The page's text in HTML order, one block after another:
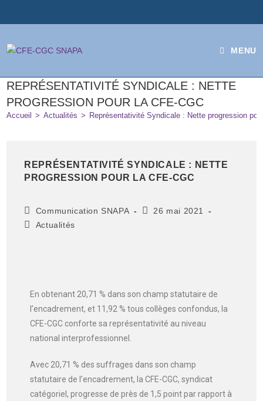
MENU
REPRÉSENTATIVITÉ SYNDICALE : NETTE
PROGRESSION POUR LA CFE-CGC
Accueil > Actualités > Représentativité Syndicale : Nette progression
REPRÉSENTATIVITÉ SYNDICALE : NETTE
PROGRESSION POUR LA CFE-CGC
Communication SNAPA
26 mai 2021
Actualités
En obtenant 20,71 % dans son champ statutaire de
l’encadrement, et 11,92 % tous collèges confondus, la
CFE-CGC conforte sa représentativité au niveau
national interprofessionnel.
Avec 20,71 % des suffrages dans son champ
statutaire de l’encadrement, la CFE-CGC, syndicat
catégoriel, progresse de près de 1,5 point par rapport à